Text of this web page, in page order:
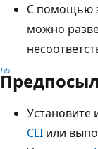
С помощью
можно
Установите
CLI или